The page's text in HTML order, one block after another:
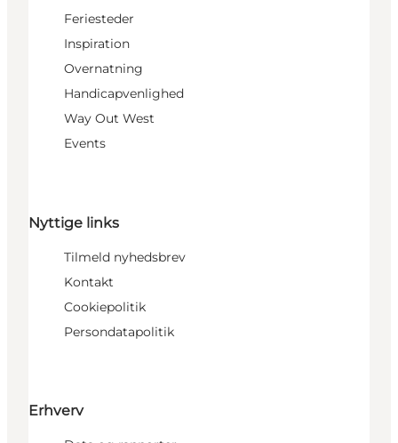
Feriesteder
Inspiration
Overnatning
Handicapvenlighed
Way Out West
Events
Nyttige links
Tilmeld nyhedsbrev
Kontakt
Cookiepolitik
Persondatapolitik
Erhverv